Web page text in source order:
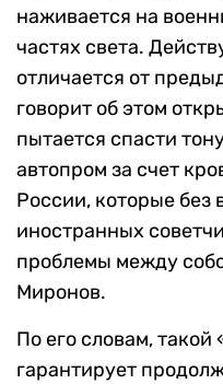
наживается на
частях света.
отличается от
говорит об этом
пытается спасти
автопром за счет
России, которые без
иностранных
проблемы между
Миронов.
По его словам,
гарантирует